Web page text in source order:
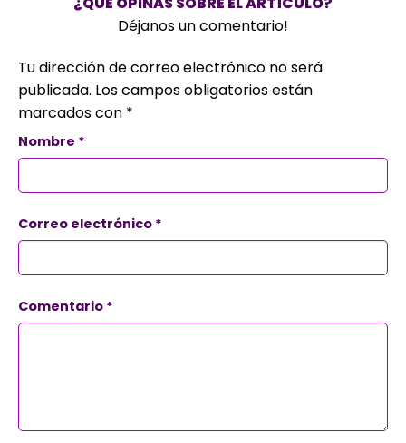
Déjanos un comentario!
Tu dirección de correo electrónico no será
publicada. Los campos obligatorios están
marcados con *
Nombre *
Correo electrónico *
Comentario *